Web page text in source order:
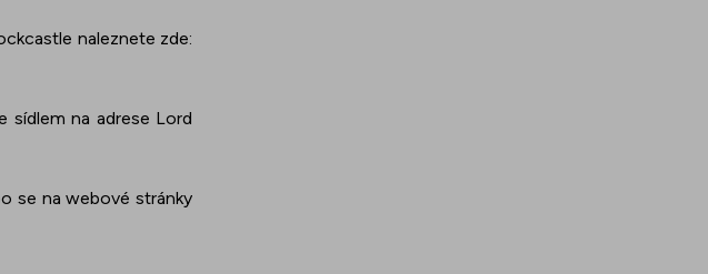
naleznete zde:
sídlem na adrese Lord
se na webové stránky